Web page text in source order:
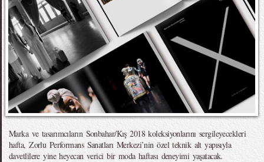
Marka ve tasarımcıların Sonbahar/Kış 2018 koleksiyonlarını sergileyecekleri
hafta, Zorlu Performans Sanatları Merkezi’nin özel teknik alt yapısıyla
davetlilere yine heyecan verici bir moda haftası deneyimi yaşatacak.